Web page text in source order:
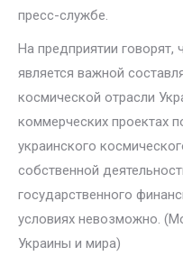
пресс-службе.
На предприятии говорят,
является важной
космической отрасли
коммерческих проектах
украинского
собственной
государственного
условиях невозможно.
Украины и мира)